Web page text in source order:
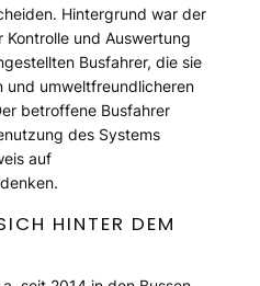
Hintergrund war der
Kontrolle und Auswertung
Busfahrer, die sie
und umweltfreundlicheren
betroffene Busfahrer
des Systems
auf
HINTER DEM